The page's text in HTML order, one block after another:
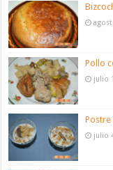
Pollo
julio
julio